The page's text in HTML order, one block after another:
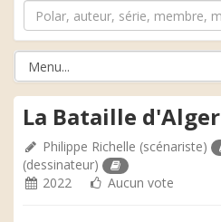
La Bataille d'Alger
Philippe Richelle (scénariste)
(dessinateur)
2022
Aucun vote